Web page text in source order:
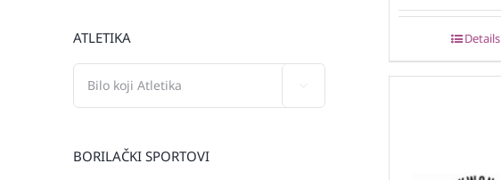
Details
ATLETIKA
BORILAČKI SPORTOVI